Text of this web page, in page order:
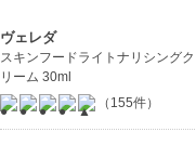
ヴェレダ
スキンフードライトナリシングク
リーム 30ml
（155件）